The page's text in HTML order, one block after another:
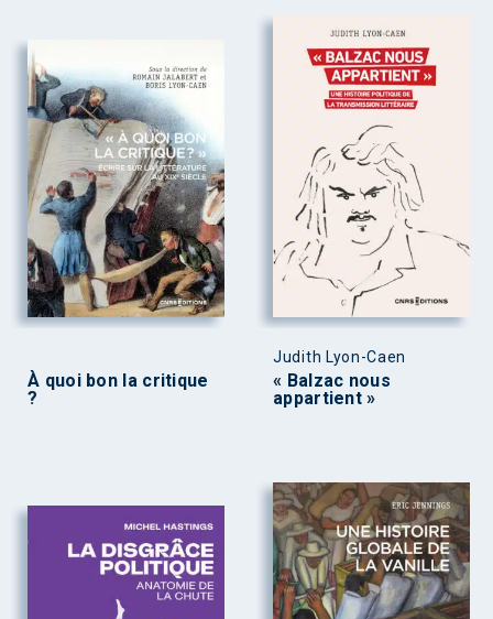
À quoi bon la critique
?
Judith Lyon-Caen
« Balzac nous
appartient »